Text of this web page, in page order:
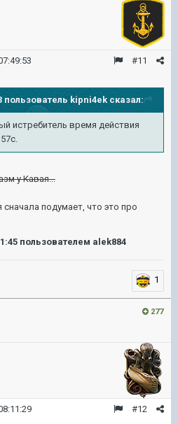
#11
пользователь kipni4ek сказал:
истребитель время действия
у Кавая...
подумает, что это про
пользователем alek884
1
277
#12